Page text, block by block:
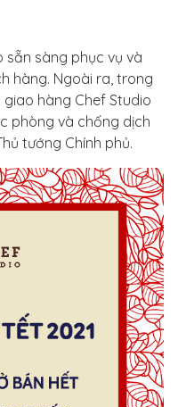
sẵn sàng phục vụ và
hàng. Ngoài ra, trong
hàng Chef Studio
phòng và chống dịch
tướng Chính phủ.